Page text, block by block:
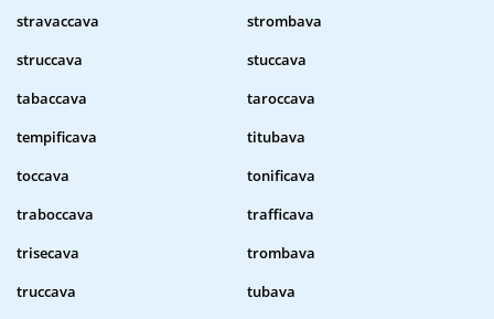
stravaccava
strombava
struccava
stuccava
tabaccava
taroccava
tempificava
titubava
toccava
tonificava
traboccava
trafficava
trisecava
trombava
truccava
tubava